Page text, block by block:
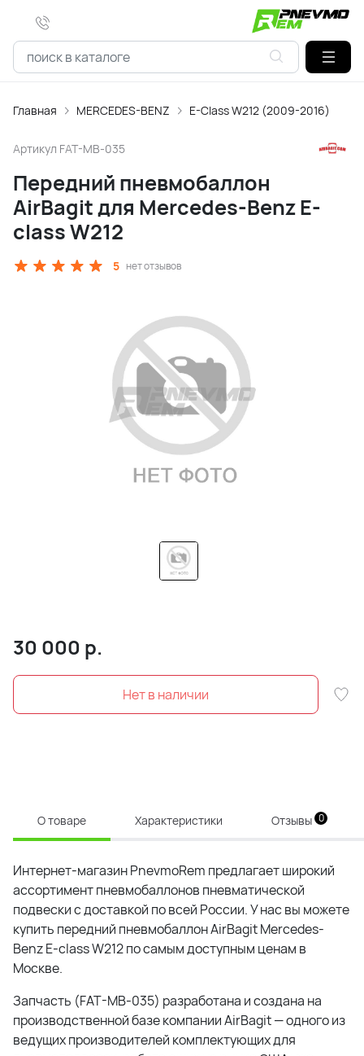
Главная MERCEDES-BENZ E-Class W212 (2009-2016)
Артикул FAT-MB-035
Передний пневмобаллон
AirBagit для Mercedes-Benz E-
class W212
5 нет отзывов
30 000 р.
О товаре Характеристики Отзывы 0
Интернет-магазин PnevmoRem предлагает широкий
ассортимент пневмобаллонов пневматической
подвески с доставкой по всей России. У нас вы можете
купить передний пневмобаллон AirBagit Mercedes-
Benz E-class W212 по самым доступным ценам в
Москве.
Запчасть (FAT-MB-035) разработана и создана на
производственной базе компании AirBagit — одного из
ведущих производителей комплектующих для